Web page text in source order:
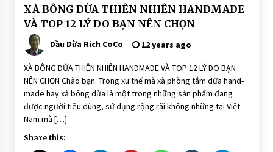
BÀI
VIẾT
TƯ
VẤN
XÀ
BÔNG
SINH
DƯỢC
THIÊN
NHIÊN
DẦU
DỪA
XÀ BÔNG DỪA THIÊN NHIÊN HANDMADE
VÀ TOP 12 LÝ DO BẠN NÊN CHỌN
Dầu Dừa Rich CoCo 12 years ago
XÀ BÔNG DỪA THIÊN NHIÊN HANDMADE VÀ TOP 12 LÝ DO BẠN
NÊN CHỌN Chào bạn. Trong xu thế mà xà phòng tắm dừa hand-
made hay xà bông dừa là một trong những sản phẩm đang
được người tiêu dùng, sử dụng rộng rãi không những tại Việt
Nam mà […]
Share this: